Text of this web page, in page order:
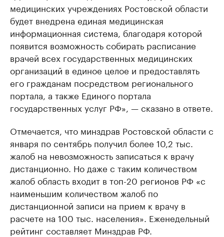
медицинских учреждениях Ростовской области
будет внедрена единая медицинская
информационная система, благодаря которой
появится возможность собирать расписание
врачей всех государственных медицинских
организаций в единое целое и предоставлять
его гражданам посредством регионального
портала, а также Единого портала
государственных услуг РФ», — сказано в ответе.
Отмечается, что минздрав Ростовской области с
января по сентябрь получил более 10,2 тыс.
жалоб на невозможность записаться к врачу
дистанционно. Но даже с таким количеством
жалоб область входит в топ-20 регионов РФ «с
наименьшим количеством жалоб по
дистанционной записи на прием к врачу в
расчете на 100 тыс. населения». Еженедельный
рейтинг составляет Минздрав РФ.